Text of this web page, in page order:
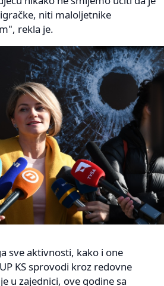
niti maloljetnike
rekla je.
sve aktivnosti, kako i one
KS sprovodi kroz redovne
u zajednici, ove godine sa